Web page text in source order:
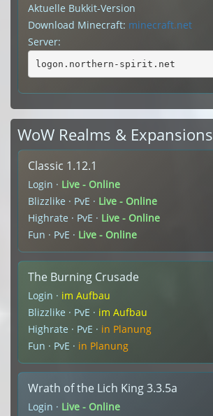
Aktuelle Bukkit-Version
Download Minecraft: minecraft.net
Server:
logon.northern-spirit.net
WoW Realms & Expansions
Classic 1.12.1
Login · Live - Online
Blizzlike · PvE · Live - Online
Highrate · PvE · Live - Online
Fun · PvE · Live - Online
The Burning Crusade
Login · im Aufbau
Blizzlike · PvE · im Aufbau
Highrate · PvE · in Planung
Fun · PvE · in Planung
Wrath of the Lich King 3.3.5a
Login · Live - Online